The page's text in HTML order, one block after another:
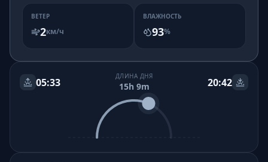
ВЕТЕР
2км/ч
ВЛАЖНОСТЬ
93%
05:33 ДЛИНА ДНЯ
15h 9m 20:42